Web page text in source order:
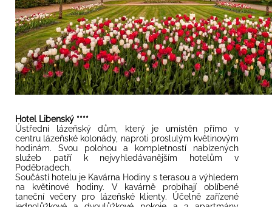
Hotel Libenský ****
Ústřední lázeňský dům, který je umístěn přímo v
centru lázeňské kolonády, naproti proslulým květinovým
hodinám. Svou polohou a kompletností nabízených
služeb patří k nejvyhledávanějším hotelům v
Poděbradech.
Součástí hotelu je Kavárna Hodiny s terasou a výhledem
na květinové hodiny. V kavárně probíhají oblíbené
taneční večery pro lázeňské klienty. Účelně zařízené